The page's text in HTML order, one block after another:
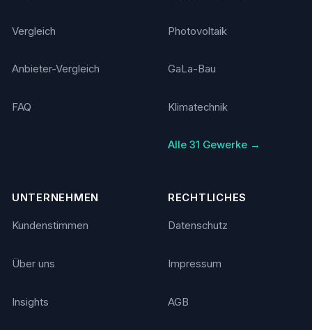
Vergleich
Anbieter-Vergleich
FAQ
Photovoltaik
GaLa-Bau
Klimatechnik
Alle 31 Gewerke →
UNTERNEHMEN
Kundenstimmen
Über uns
Insights
RECHTLICHES
Datenschutz
Impressum
AGB